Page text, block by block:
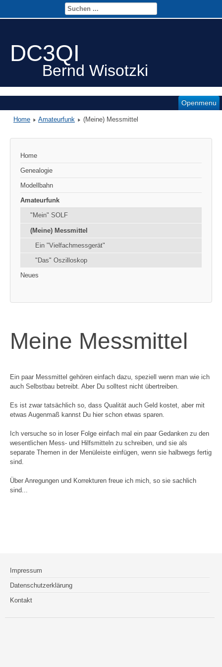
DC3QI
Bernd Wisotzki
Openmenu
Home Amateurfunk (Meine) Messmittel
Home
Genealogie
Modellbahn
Amateurfunk
"Mein" SOLF
(Meine) Messmittel
Ein "Vielfachmessgerät"
"Das" Oszilloskop
Neues
Meine Messmittel
Ein paar Messmittel gehören einfach dazu, speziell wenn man wie ich
auch Selbstbau betreibt. Aber Du solltest nicht übertreiben.
Es ist zwar tatsächlich so, dass Qualität auch Geld kostet, aber mit
etwas Augenmaß kannst Du hier schon etwas sparen.
Ich versuche so in loser Folge einfach mal ein paar Gedanken zu den
wesentlichen Mess- und Hilfsmitteln zu schreiben, und sie als
separate Themen in der Menüleiste einfügen, wenn sie halbwegs fertig
sind.
Über Anregungen und Korrekturen freue ich mich, so sie sachlich
sind...
Impressum
Datenschutzerklärung
Kontakt